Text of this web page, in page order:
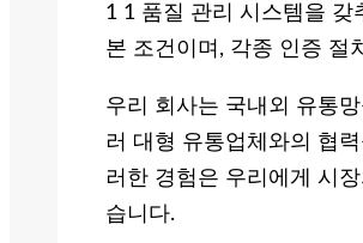
1 1 품질 관리 시스템을 갖
본 조건이며, 각종 인증 절
우리 회사는 국내외 유통
러 대형 유통업체와의 협
러한 경험은 우리에게 시
습니다.